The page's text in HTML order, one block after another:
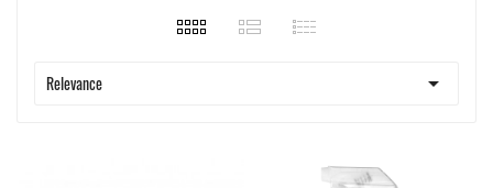
Relevance 